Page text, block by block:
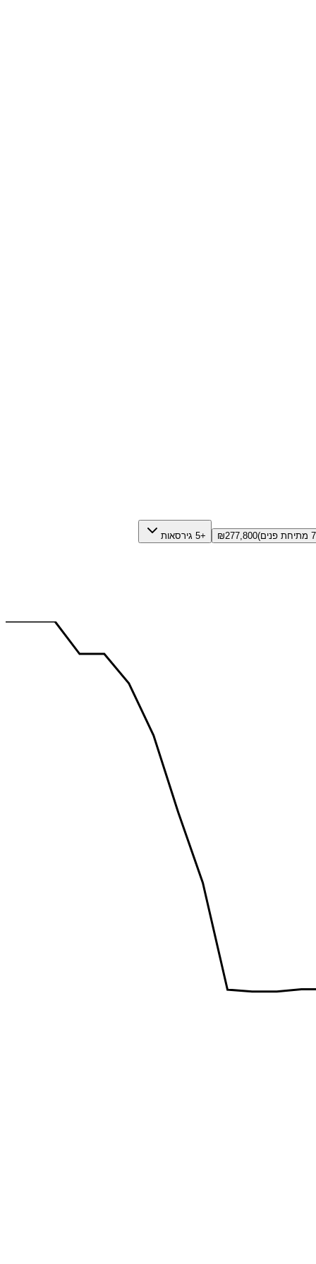
₪277,800 +5 גירסאות